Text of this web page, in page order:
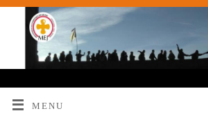
MENU